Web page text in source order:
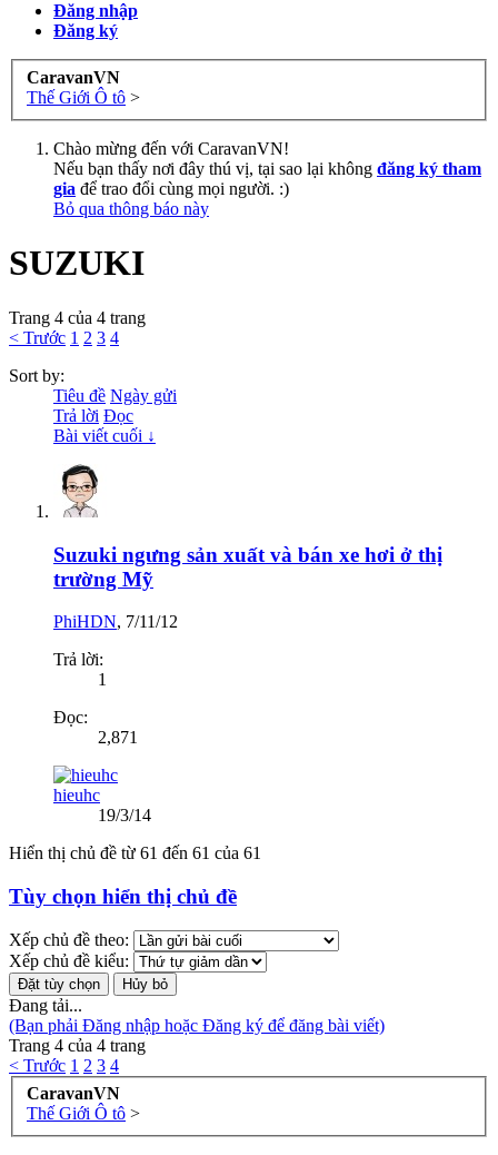
Đăng nhập
Đăng ký
CaravanVN
Thế Giới Ô tô >
Chào mừng đến với CaravanVN!
Nếu bạn thấy nơi đây thú vị, tại sao lại không đăng ký tham
gia để trao đổi cùng mọi người. :)
Bỏ qua thông báo này
SUZUKI
Trang 4 của 4 trang
< Trước 1 2 3 4
Sort by:
Tiêu đề Ngày gửi
Trả lời Đọc
Bài viết cuối ↓
Suzuki ngưng sản xuất và bán xe hơi ở thị
trường Mỹ
PhiHDN, 7/11/12
Trả lời:
1
Đọc:
2,871
hieuhc
19/3/14
Hiển thị chủ đề từ 61 đến 61 của 61
Tùy chọn hiển thị chủ đề
Xếp chủ đề theo:
Xếp chủ đề kiểu:
Đang tải...
(Bạn phải Đăng nhập hoặc Đăng ký để đăng bài viết)
Trang 4 của 4 trang
< Trước 1 2 3 4
CaravanVN
Thế Giới Ô tô >